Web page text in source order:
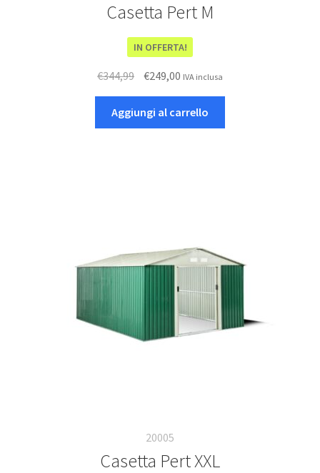
Casetta Pert M
IN OFFERTA!
€344,99
originale
era:
€249,00Il
attuale
è:
IVA inclusa
Aggiungi al carrello
20005
Casetta Pert XXL